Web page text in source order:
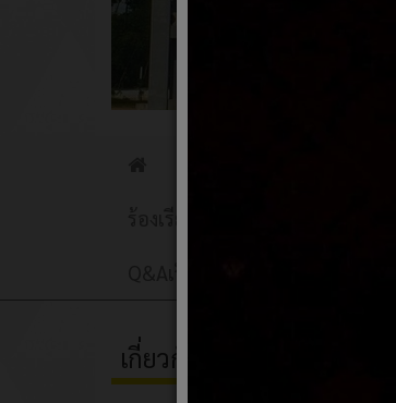
เกี่ยวกับหน่วยงาน